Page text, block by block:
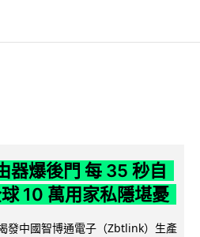
器爆後門 每 35 秒自
10 萬用家私隱堪憂
發中國智博通電子（Zbtlink）生產